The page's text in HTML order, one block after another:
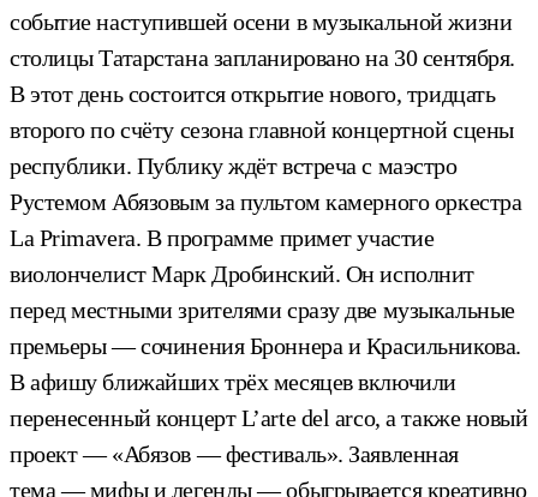
событие наступившей осени в музыкальной жизни
столицы Татарстана запланировано на 30 сентября.
В этот день состоится открытие нового, тридцать
второго по счёту сезона главной концертной сцены
республики. Публику ждёт встреча с маэстро
Рустемом Абязовым за пультом камерного оркестра
La Primavera. В программе примет участие
виолончелист Марк Дробинский. Он исполнит
перед местными зрителями сразу две музыкальные
премьеры — сочинения Броннера и Красильникова.
В афишу ближайших трёх месяцев включили
перенесенный концерт L’arte del arco, а также новый
проект — «Абязов — фестиваль». Заявленная
тема — мифы и легенды — обыгрывается креативно